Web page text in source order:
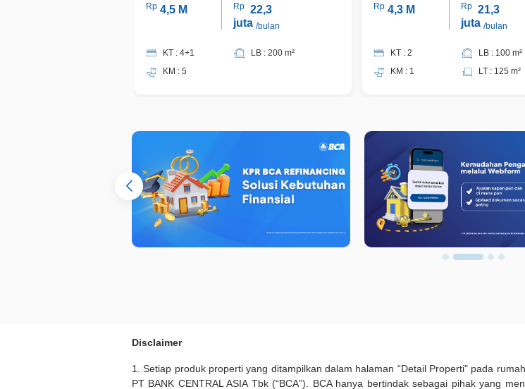
Rp 4,5 M
Rp 22,3
juta /bulan
KT : 4+1
KM : 5
LB : 200 m²
Rp 4,3 M
Rp 21,3
juta /bulan
KT : 2
KM : 1
LB : 100 m²
LT : 125 m²
Disclaimer
1. Setiap produk properti yang ditampilkan dalam halaman “Detail Properti" pada
PT BANK CENTRAL ASIA Tbk (“BCA”). BCA hanya bertindak sebagai pihak yang